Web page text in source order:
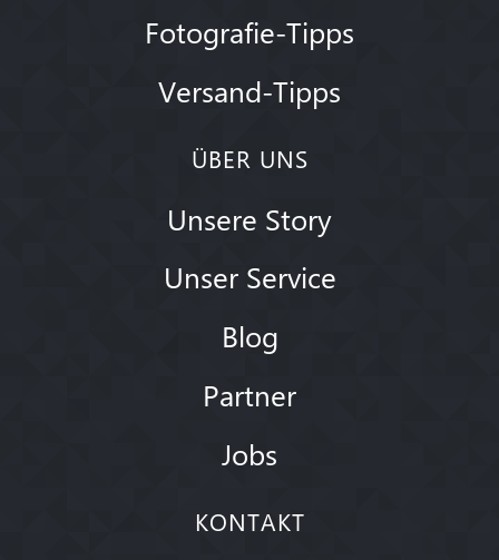
Fotografie-Tipps
Versand-Tipps
ÜBER UNS
Unsere Story
Unser Service
Blog
Partner
Jobs
KONTAKT